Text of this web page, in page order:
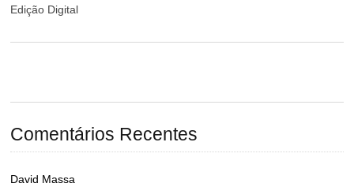
Edição Digital
Comentários Recentes
David Massa